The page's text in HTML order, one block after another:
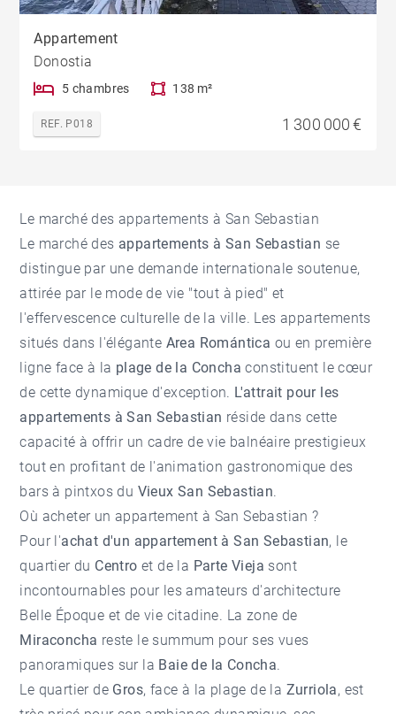
Appartement
Donostia
5 chambres 138 m²
REF. P018 1 300 000 €
Le marché des appartements à San Sebastian
Le marché des appartements à San Sebastian se
distingue par une demande internationale soutenue,
attirée par le mode de vie "tout à pied" et
l'effervescence culturelle de la ville. Les appartements
situés dans l'élégante Area Romántica ou en première
ligne face à la plage de la Concha constituent le cœur
de cette dynamique d'exception. L'attrait pour les
appartements à San Sebastian réside dans cette
capacité à offrir un cadre de vie balnéaire prestigieux
tout en profitant de l'animation gastronomique des
bars à pintxos du Vieux San Sebastian.
Où acheter un appartement à San Sebastian ?
Pour l'achat d'un appartement à San Sebastian, le
quartier du Centro et de la Parte Vieja sont
incontournables pour les amateurs d'architecture
Belle Époque et de vie citadine. La zone de
Miraconcha reste le summum pour ses vues
panoramiques sur la Baie de la Concha.
Le quartier de Gros, face à la plage de la Zurriola, est